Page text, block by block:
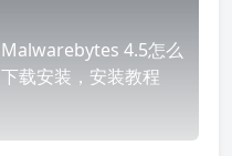
Malwarebytes 4.5怎么
下载安装，安装教程